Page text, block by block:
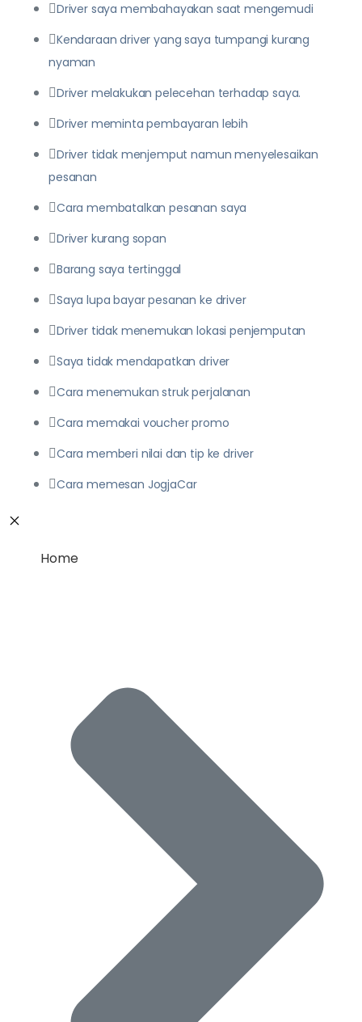
Driver saya membahayakan saat mengemudi
Kendaraan driver yang saya tumpangi kurang
nyaman
Driver melakukan pelecehan terhadap saya.
Driver meminta pembayaran lebih
Driver tidak menjemput namun menyelesaikan
pesanan
Cara membatalkan pesanan saya
Driver kurang sopan
Barang saya tertinggal
Saya lupa bayar pesanan ke driver
Driver tidak menemukan lokasi penjemputan
Saya tidak mendapatkan driver
Cara menemukan struk perjalanan
Cara memakai voucher promo
Cara memberi nilai dan tip ke driver
Cara memesan JogjaCar
Home